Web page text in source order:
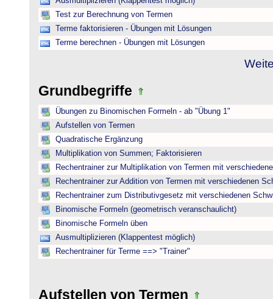
Test zur Berechnung von Termen
Terme faktorisieren - Übungen mit Lösungen
Terme berechnen - Übungen mit Lösungen
Grundbegriffe
Übungen zu Binomischen Formeln - ab "Übung 1"
Aufstellen von Termen
Quadratische Ergänzung
Multiplikation von Summen; Faktorisieren
Rechentrainer zur Multiplikation von Termen mit
Rechentrainer zur Addition von Termen mit verschiedenen
Rechentrainer zum Distributivgesetz mit verschiedenen
Binomische Formeln (geometrisch veranschaulicht)
Binomische Formeln üben
Ausmultiplizieren (Klappentest möglich)
Rechentrainer für Terme ==> "Trainer"
Aufstellen von Termen